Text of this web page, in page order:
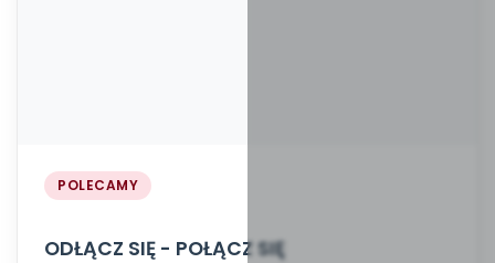
POLECAMY
ODŁĄCZ SIĘ - POŁĄCZ SIĘ